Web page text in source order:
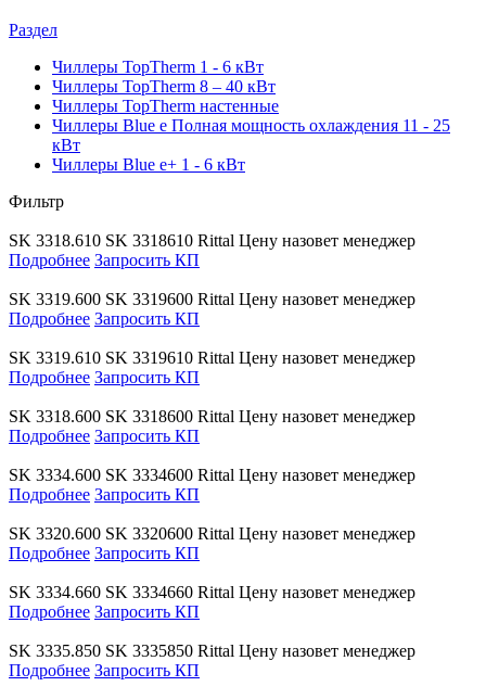
Раздел
Чиллеры TopTherm 1 - 6 кВт
Чиллеры TopTherm 8 – 40 кВт
Чиллеры TopTherm настенные
Чиллеры Blue e Полная мощность охлаждения 11 - 25
кВт
Чиллеры Blue e+ 1 - 6 кВт
Фильтр
SK 3318.610 SK 3318610 Rittal Цену назовет менеджер
Подробнее Запросить КП
SK 3319.600 SK 3319600 Rittal Цену назовет менеджер
Подробнее Запросить КП
SK 3319.610 SK 3319610 Rittal Цену назовет менеджер
Подробнее Запросить КП
SK 3318.600 SK 3318600 Rittal Цену назовет менеджер
Подробнее Запросить КП
SK 3334.600 SK 3334600 Rittal Цену назовет менеджер
Подробнее Запросить КП
SK 3320.600 SK 3320600 Rittal Цену назовет менеджер
Подробнее Запросить КП
SK 3334.660 SK 3334660 Rittal Цену назовет менеджер
Подробнее Запросить КП
SK 3335.850 SK 3335850 Rittal Цену назовет менеджер
Подробнее Запросить КП